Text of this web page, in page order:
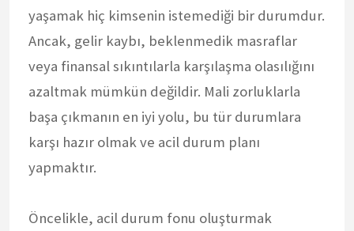
yaşamak hiç kimsenin istemediği bir durumdur.
Ancak, gelir kaybı, beklenmedik masraflar
veya finansal sıkıntılarla karşılaşma olasılığını
azaltmak mümkün değildir. Mali zorluklarla
başa çıkmanın en iyi yolu, bu tür durumlara
karşı hazır olmak ve acil durum planı
yapmaktır.
Öncelikle, acil durum fonu oluşturmak